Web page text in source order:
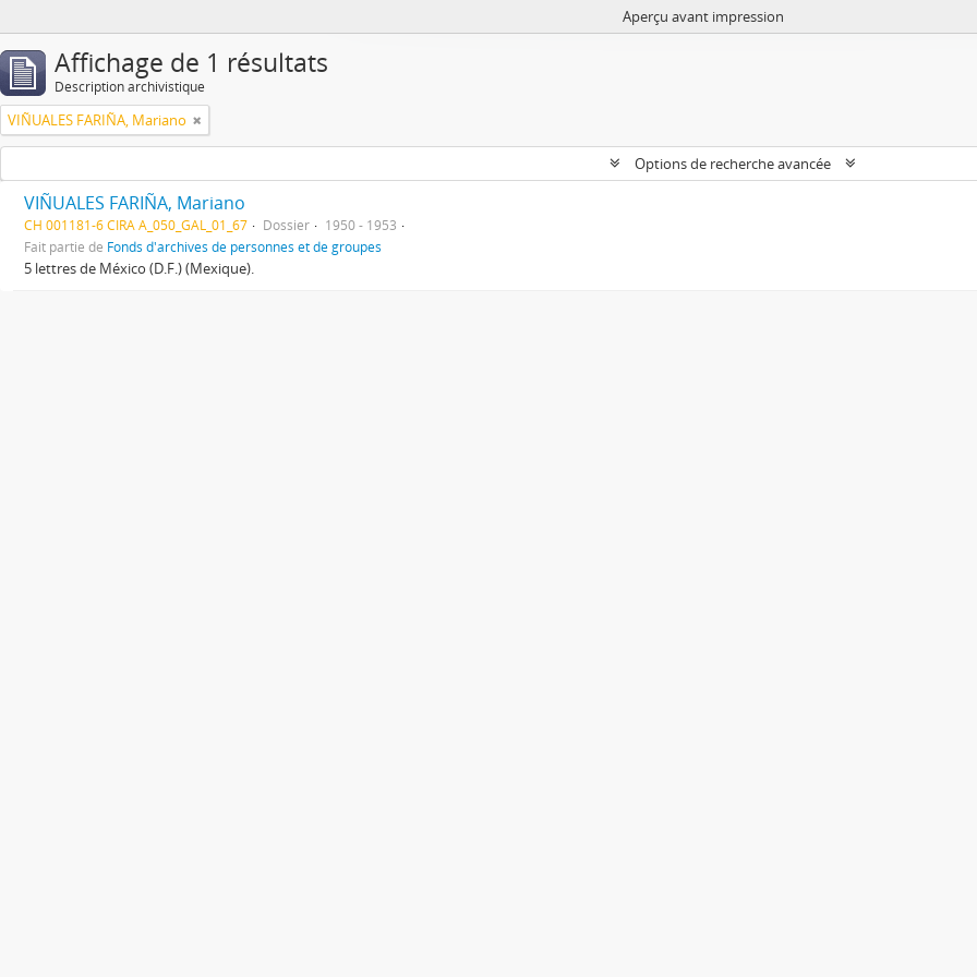
Aperçu avant impression
Affichage de 1 résultats
Description archivistique
VIÑUALES FARIÑA, Mariano
Options de recherche avancée
VIÑUALES FARIÑA, Mariano
CH 001181-6 CIRA A_050_GAL_01_67 Dossier
1950 - 1953
Fait partie de Fonds d'archives de personnes et de groupes
5 lettres de México (D.F.) (Mexique).